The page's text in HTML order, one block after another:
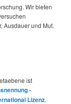
Wir bieten
Ausdauer und Mut.
ist
-
Lizenz.